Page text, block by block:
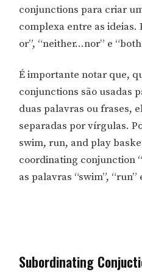
conjunctions para criar
complexa entre as
or”, “neither…nor” e
É importante notar que,
conjunctions são usadas
duas palavras ou frases,
separadas por vírgulas.
swim, run, and play
coordinating conjunction
as palavras “swim”,
Subordinating